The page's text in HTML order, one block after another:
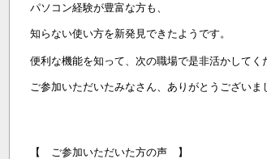
パソコン経験が豊富な方も、
知らない使い方を新発見できたようです。
便利な機能を知って、次の職場で是非活かしてく
ご参加いただいたみなさん、ありがとうございま
【 ご参加いただいた方の声 】